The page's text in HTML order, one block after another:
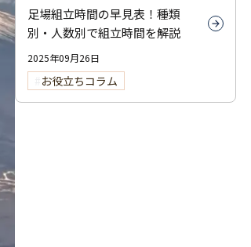
足場組立時間の早見表！種類
別・人数別で組立時間を解説
2025年09月26日
お役立ちコラム